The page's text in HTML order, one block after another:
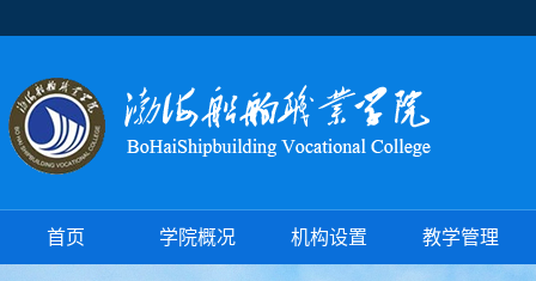
首页 学院概况 机构设置 教学管理